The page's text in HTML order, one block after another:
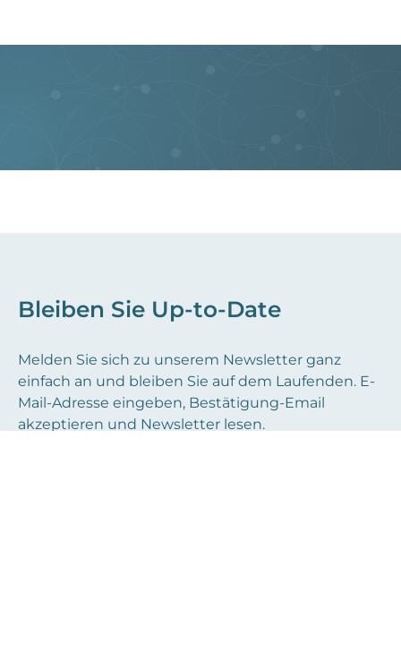
Bleiben Sie Up-to-Date
Melden Sie sich zu unserem Newsletter ganz
einfach an und bleiben Sie auf dem Laufenden. E-
Mail-Adresse eingeben, Bestätigung-Email
akzeptieren und Newsletter lesen.